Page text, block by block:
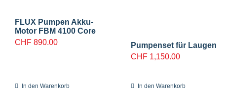
FLUX Pumpen Akku-
Motor FBM 4100 Core
CHF 890.00
In den Warenkorb
Pumpenset für Laugen
CHF1,150.00
In den Warenkorb